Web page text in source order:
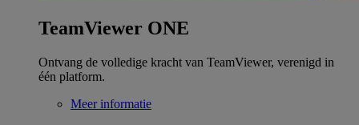
TeamViewer ONE
Ontvang de volledige kracht van TeamViewer, verenigd in
één platform.
Meer informatie